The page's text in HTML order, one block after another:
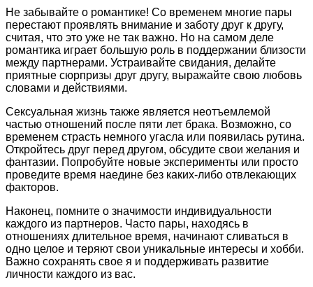
Не забывайте о романтике! Со временем многие пары
перестают проявлять внимание и заботу друг к другу,
считая, что это уже не так важно. Но на самом деле
романтика играет большую роль в поддержании близости
между партнерами. Устраивайте свидания, делайте
приятные сюрпризы друг другу, выражайте свою любовь
словами и действиями.
Сексуальная жизнь также является неотъемлемой
частью отношений после пяти лет брака. Возможно, со
временем страсть немного угасла или появилась рутина.
Откройтесь друг перед другом, обсудите свои желания и
фантазии. Попробуйте новые эксперименты или просто
проведите время наедине без каких-либо отвлекающих
факторов.
Наконец, помните о значимости индивидуальности
каждого из партнеров. Часто пары, находясь в
отношениях длительное время, начинают сливаться в
одно целое и теряют свои уникальные интересы и хобби.
Важно сохранять свое я и поддерживать развитие
личности каждого из вас.